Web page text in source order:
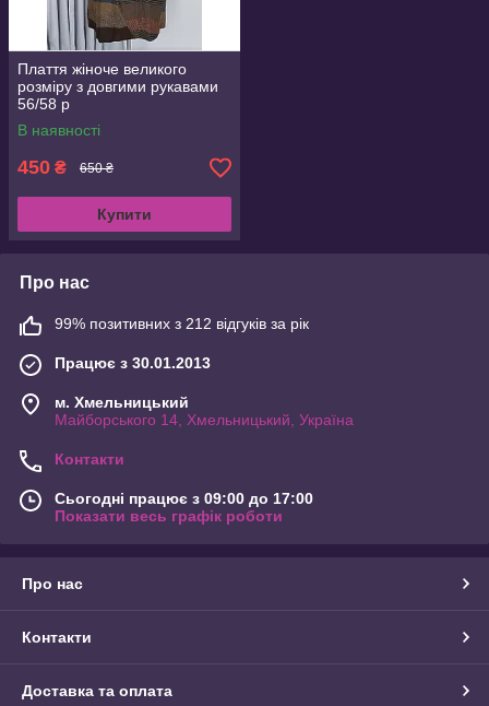
Плаття жіноче великого
розміру з довгими рукавами
56/58 р
В наявності
450 ₴ 650 ₴
Купити
Про нас
99% позитивних з 212 відгуків за рік
Працює з 30.01.2013
м. Хмельницький
Майборського 14, Хмельницький, Україна
Контакти
Сьогодні працює з 09:00 до 17:00
Показати весь графік роботи
Про нас
Контакти
Доставка та оплата